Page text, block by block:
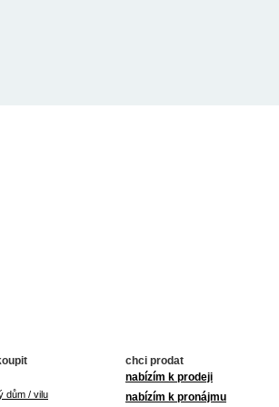
dům / vilu
chci prodat
nabízím k prodeji
nabízím k pronájmu